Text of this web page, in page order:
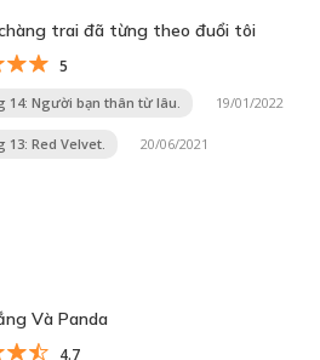
trai đã từng theo đuổi tôi
5
14: Người bạn thân từ lâu. 19/01/2022
13: Red Velvet. 20/06/2021
Và Panda
4.7